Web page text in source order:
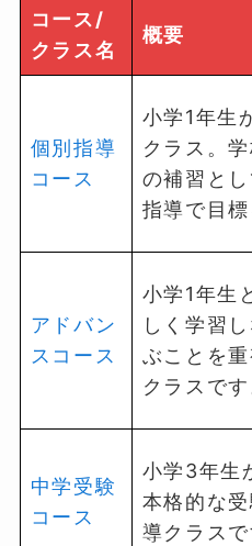
コース/
クラス名
概要
個別指導
コース
小学1年生
クラス。
の補習と
指導で目標
アドバン
スコース
小学1年生
しく学習
ぶことを
クラスです
中学受験
コース
小学3年生
本格的な
導クラスで